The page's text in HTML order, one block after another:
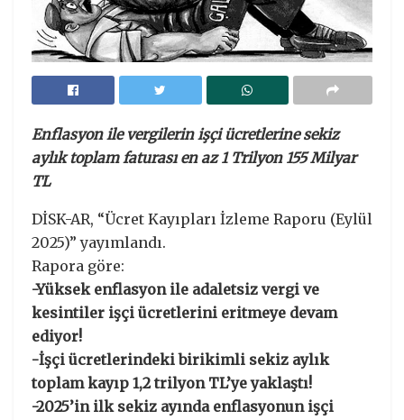
Enflasyon ile vergilerin işçi ücretlerine sekiz
aylık toplam faturası en az 1 Trilyon 155 Milyar
TL
DİSK-AR, “Ücret Kayıpları İzleme Raporu (Eylül
2025)” yayımlandı.
Rapora göre:
-Yüksek enflasyon ile adaletsiz vergi ve
kesintiler işçi ücretlerini eritmeye devam
ediyor!
-İşçi ücretlerindeki birikimli sekiz aylık
toplam kayıp 1,2 trilyon TL’ye yaklaştı!
-2025’in ilk sekiz ayında enflasyonun işçi